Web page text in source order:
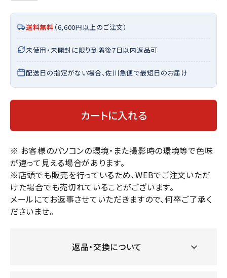
送料無料 （6,600円以上のご注文）
未使用・未開封に限り到着後7日以内返品可
配送日の指定がない場合、佐川急便で最短日のお届け
カートに入れる
※ お客様のパソコンの環境・また撮影時の環境等で色味
が違って見える場合があります。
※店頭でも販売を行っているため、WEBでご注文いただ
けた場合でも売切れていることがございます。
メールにてお返事させていただきますので、何卒ご了承く
ださいませ。
返品・交換について